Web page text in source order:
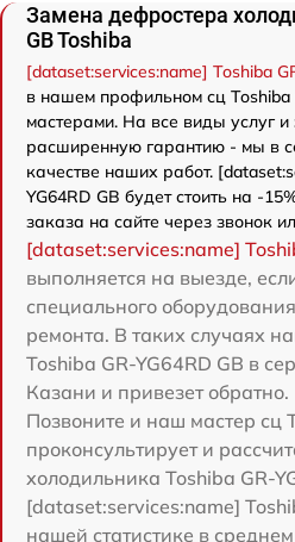
Замена дефростера
GB Toshiba
[dataset:services:name] Toshiba
в нашем профильном сц
мастерами. На все виды услуг и
расширенную гарантию - мы в
качестве наших работ.
YG64RD GB будет стоить на -
заказа на сайте через звонок
[dataset:services:name]
выполняется на выезде,
специального
ремонта. В таких случаях
Toshiba GR-YG64RD GB в
Казани и привезет обратно.
Позвоните и наш мастер сц
проконсультирует и
холодильника Toshiba GR-
[dataset:services:name]
нашей статистике в